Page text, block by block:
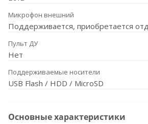
Микрофон внешний
Поддерживается, приобретается
Пульт ДУ
Нет
Поддерживаемые носители
USB Flash / HDD / MicroSD
Основные характеристики